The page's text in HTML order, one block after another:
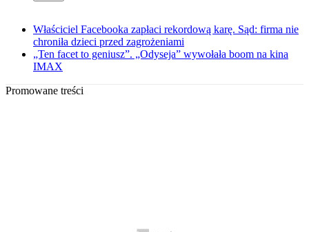
Właściciel Facebooka zapłaci rekordową karę. Sąd: firma nie
chroniła dzieci przed zagrożeniami
„Ten facet to geniusz”. „Odyseja” wywołała boom na kina
IMAX
Promowane treści